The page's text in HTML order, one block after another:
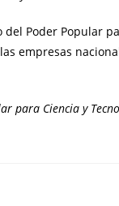
Poder Popular
empresas
para Ciencia y